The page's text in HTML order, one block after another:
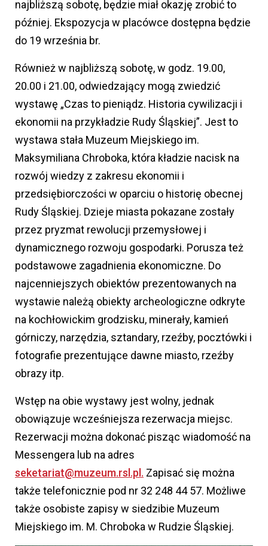
najbliższą sobotę, będzie miał okazję zrobić to
później. Ekspozycja w placówce dostępna będzie
do 19 września br.
Również w najbliższą sobotę, w godz. 19.00,
20.00 i 21.00, odwiedzający mogą zwiedzić
wystawę „Czas to pieniądz. Historia cywilizacji i
ekonomii na przykładzie Rudy Śląskiej”. Jest to
wystawa stała Muzeum Miejskiego im.
Maksymiliana Chroboka, która kładzie nacisk na
rozwój wiedzy z zakresu ekonomii i
przedsiębiorczości w oparciu o historię obecnej
Rudy Śląskiej. Dzieje miasta pokazane zostały
przez pryzmat rewolucji przemysłowej i
dynamicznego rozwoju gospodarki. Porusza też
podstawowe zagadnienia ekonomiczne. Do
najcenniejszych obiektów prezentowanych na
wystawie należą obiekty archeologiczne odkryte
na kochłowickim grodzisku, minerały, kamień
górniczy, narzędzia, sztandary, rzeźby, pocztówki i
fotografie prezentujące dawne miasto, rzeźby
obrazy itp.
Wstęp na obie wystawy jest wolny, jednak
obowiązuje wcześniejsza rezerwacja miejsc.
Rezerwacji można dokonać pisząc wiadomość na
Messengera lub na adres
seketariat@muzeum.rsl.pl. Zapisać się można
także telefonicznie pod nr 32 248 44 57. Możliwe
także osobiste zapisy w siedzibie Muzeum
Miejskiego im. M. Chroboka w Rudzie Śląskiej.